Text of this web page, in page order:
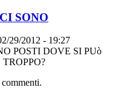
SONO
29/2012 - 19:27
POSTI DOVE SI PUò